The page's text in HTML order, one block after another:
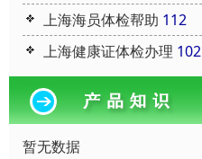
上海海员体检帮助 112
上海健康证体检办理 102
暂无数据